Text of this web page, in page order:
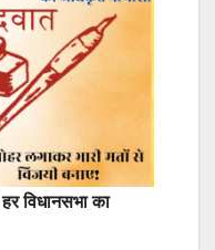
विधानसभा का